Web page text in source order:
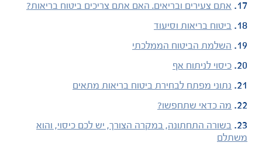
אתם צעירים ובריאים. האם אתם צריכים ביטוח בריאות?
ביטוח בריאות וסיעוד
השלמת הביטוח הממלכתי
כיסוי לניתוח אף
נתוני מפתח לבחירת ביטוח בריאות מתאים
מה כדאי שתחפשו?
בשורה התחתונה, במקרה הצורך, יש לכם כיסוי, והוא
משתלם